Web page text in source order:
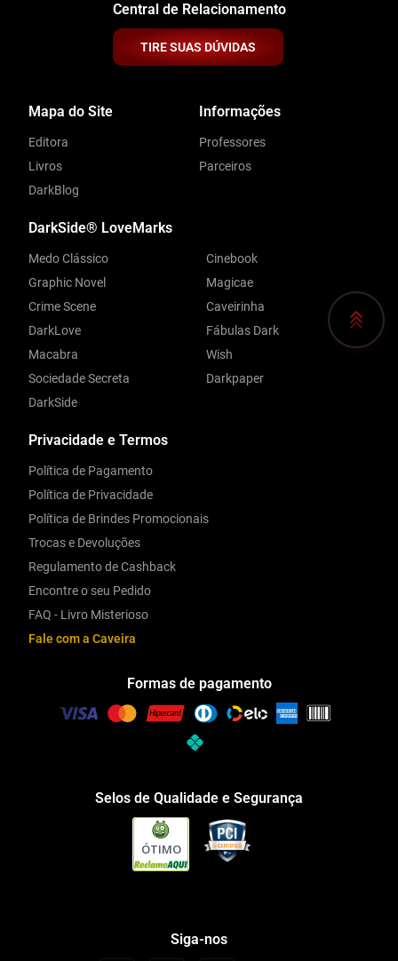
Central de Relacionamento
TIRE SUAS DÚVIDAS
Privacidade e Termos
Política de Pagamento
Política de Privacidade
Política de Brindes Promocionais
Trocas e Devoluções
Regulamento de Cashback
Encontre o seu Pedido
FAQ - Livro Misterioso
Fale com a Caveira
Mapa do Site
Editora
Livros
DarkBlog
Informações
Professores
Parceiros
DarkSide® LoveMarks
Medo Clássico
Graphic Novel
Crime Scene
DarkLove
Macabra
Sociedade Secreta
DarkSide
Cinebook
Magicae
Caveirinha
Fábulas Dark
Wish
Darkpaper
Formas de pagamento
Selos de Qualidade e Segurança
ÓTIMO
Siga-nos